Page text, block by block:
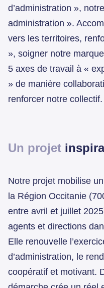
d’administration »,
administration ».
vers les territoires,
», soigner notre
5 axes de travail à «
» de manière
renforcer notre collectif.
Un projet
Notre projet mobilise
la Région Occitanie
entre avril et juillet
agents et directions
Elle renouvelle
d’administration, le
coopératif et motivant.